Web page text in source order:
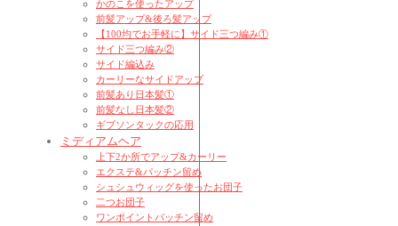
かのこを使ったアップ
前髪アップ&後ろ髪アップ
【100均でお手軽に】サイド三つ編み①
サイド三つ編み②
サイド編込み
カーリーなサイドアップ
前髪あり日本髪①
前髪なし日本髪②
ギブソンタックの応用
ミディアムヘア
上下2か所でアップ&カーリー
エクステ&パッチン留め
シュシュウィッグを使ったお団子
二つお団子
ワンポイントパッチン留め